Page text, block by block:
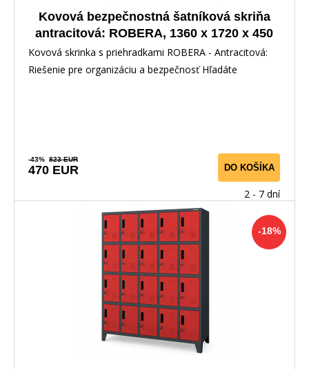
Kovová bezpečnostná šatníková skriňa
antracitová: ROBERA, 1360 x 1720 x 450
mm
Kovová skrinka s priehradkami ROBERA - Antracitová:
Riešenie pre organizáciu a bezpečnosť Hľadáte
-43% 823 EUR
470 EUR DO KOŠÍKA
2 - 7 dní
-18%